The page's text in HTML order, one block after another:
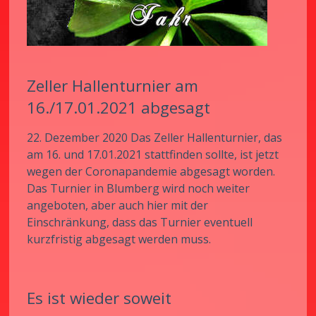
Zeller Hallenturnier am
16./17.01.2021 abgesagt
22. Dezember 2020 Das Zeller Hallenturnier, das
am 16. und 17.01.2021 stattfinden sollte, ist jetzt
wegen der Coronapandemie abgesagt worden.
Das Turnier in Blumberg wird noch weiter
angeboten, aber auch hier mit der
Einschränkung, dass das Turnier eventuell
kurzfristig abgesagt werden muss.
Es ist wieder soweit